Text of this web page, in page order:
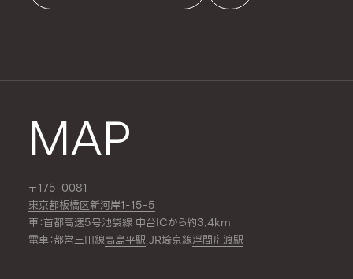
MAP
〒175-0081
東京都板橋区新河岸1-15-5
車：首都高速5号池袋線 中台ICから約3.4km
電車：都営三田線高島平駅,JR埼京線浮間舟渡駅